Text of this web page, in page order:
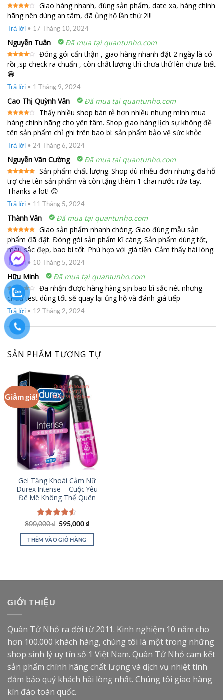
Được
xếp
hạng
5 sao
Giao hàng nhanh, đúng sản phẩm, date xa, hàng chính
hãng nên dùng an tâm, đã ủng hộ lần thứ 2!!!
Trả lời • 17 Tháng 10, 2024
Nguyễn Tuân Đã mua tại quantunho.com
Được
xếp
hạng
5 sao
Đóng gói cẩn thận , giao hàng nhanh đặt 2 ngày là có
rồi ,sp check ra chuẩn , còn chất lượng thì chưa thử lên chưa biết
😁
Trả lời • 1 Tháng 9, 2024
Cao Thị Quỳnh Vân Đã mua tại quantunho.com
Được
xếp
hạng4
Thấy nhiều shop bán rẻ hơn nhiều nhưng mình mua
hàng chính hãng cho yên tâm. Shop giao hàng lịch sự không đề
tên sản phẩm chỉ ghi trên bao bì: sản phẩm bảo vệ sức khỏe
Trả lời • 24 Tháng 6, 2024
Nguyễn Văn Cường Đã mua tại quantunho.com
Được xếp
hạng5 5
sao
Sản phẩm chất lượng. Shop dù nhiều đơn nhưng đã hỗ
trợ che tên sản phẩm và còn tặng thêm 1 chai nước rửa tay.
Thanks a lot! 😊
Trả lời • 11 Tháng 5, 2024
Thành Vân Đã mua tại quantunho.com
Được xếp
hạng 55
sao
Giao sản phẩm nhanh chóng. Giao đúng mẫu sản
phẩm đã đặt. Đóng gói sản phẩm kĩ càng. Sản phẩm dùng tốt,
màu sắc đẹp, bao bì tốt. Phù hợp với giá tiền. Cảm thấy hài lòng.
Trả lời • 10 Tháng 5, 2024
Hữu Minh Đã mua tại quantunho.com
Được
xếp
hạng
5 sao
Đã nhận được hàng hàng sịn bao bì sắc nét nhưng
chưa test dùng tốt sẽ quay lại ủng hộ và đánh giá tiếp
Trả lời • 12 Tháng 2, 2024
SẢN PHẨM TƯƠNG TỰ
Giảm giá!
Gel Tăng Khoái Cảm Nữ
Durex Intense – Cuộc Yêu
Đê Mê Không Thể Quên
Được xếp
hạng4.42
5 sao
800,000₫ Giá
là:
800,000 ₫.
595,000₫Giá
tại
THÊM VÀO GIỎ HÀNG
GIỚI THIỆU
Quân Tử Nhỏ ra đời từ 2011. Kinh nghiệm 10 năm cho
hơn 100.000 khách hàng, chúng tôi là một trong những
shop sinh lý uy tín số 1 Việt Nam. Quân Tử Nhỏ cam kết
sản phẩm chính hãng chất lượng và dịch vụ nhiệt tình
đảm bảo quý khách hài lòng nhất. Chúng tôi giao hàng
kín đáo toàn quốc.